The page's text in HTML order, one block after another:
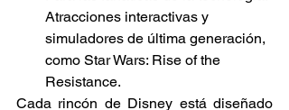
Atracciones interactivas y
simuladores de última generación,
como Star Wars: Rise of the
Resistance.
Cada rincón de Disney está diseñado